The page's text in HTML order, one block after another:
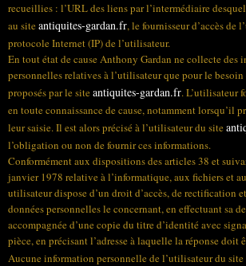
recueillies : l’URL des liens par l’intermédiaire
au site antiquites-gardan.fr, le fournisseur d’accès de
protocole Internet (IP) de l’utilisateur.
En tout état de cause Anthony Gardan ne collecte des
personnelles relatives à l’utilisateur que pour le besoin
proposés par le site antiquites-gardan.fr. L’utilisateur
en toute connaissance de cause, notamment lorsqu’il
leur saisie. Il est alors précisé à l’utilisateur du site
l’obligation ou non de fournir ces informations.
Conformément aux dispositions des articles 38 et
janvier 1978 relative à l’informatique, aux fichiers et
utilisateur dispose d’un droit d’accès, de rectification
données personnelles le concernant, en effectuant sa
accompagnée d’une copie du titre d’identité avec
pièce, en précisant l’adresse à laquelle la réponse doit
Aucune information personnelle de l’utilisateur du site